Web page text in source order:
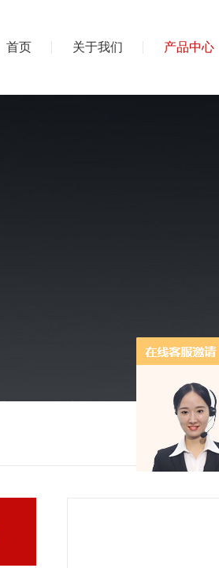
首页 关于我们 产品中心